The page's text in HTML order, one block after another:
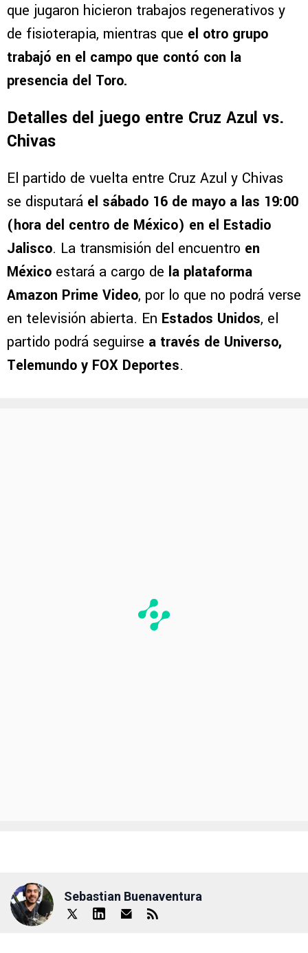
que jugaron hicieron trabajos regenerativos y
de fisioterapia, mientras que el otro grupo
trabajó en el campo que contó con la
presencia del Toro.
Detalles del juego entre Cruz Azul vs.
Chivas
El partido de vuelta entre Cruz Azul y Chivas
se disputará el sábado 16 de mayo a las 19:00
(hora del centro de México) en el Estadio
Jalisco. La transmisión del encuentro en
México estará a cargo de la plataforma
Amazon Prime Video, por lo que no podrá verse
en televisión abierta. En Estados Unidos, el
partido podrá seguirse a través de Universo,
Telemundo y FOX Deportes.
Sebastian Buenaventura